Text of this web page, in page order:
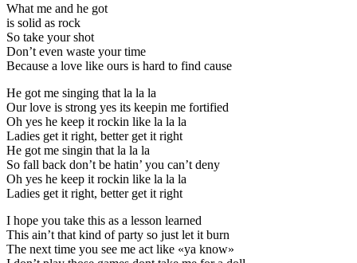
What me and he got
is solid as rock
So take your shot
Don’t even waste your time
Because a love like ours is hard to find cause
He got me singing that la la la
Our love is strong yes its keepin me fortified
Oh yes he keep it rockin like la la la
Ladies get it right, better get it right
He got me singin that la la la
So fall back don’t be hatin’ you can’t deny
Oh yes he keep it rockin like la la la
Ladies get it right, better get it right
I hope you take this as a lesson learned
This ain’t that kind of party so just let it burn
The next time you see me act like «ya know»